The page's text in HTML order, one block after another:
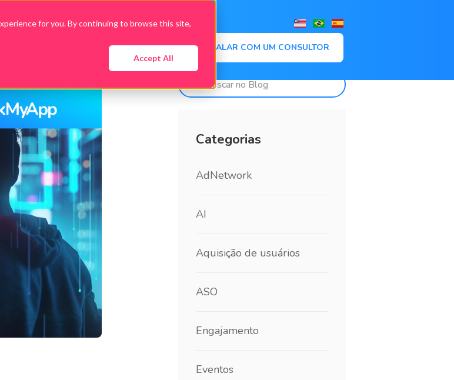
for you. By continuing to browse this site,
Accept All
Cases Conteúdo FALAR COM UM CONSULTOR
Categorias
AdNetwork
AI
Aquisição de usuários
ASO
Engajamento
Eventos